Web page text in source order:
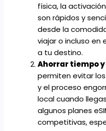
física, la
son rápidos y
desde la
viajar o incluso en
a tu destino.
Ahorrar tiempo
permiten evitar
y el proceso
local cuando
algunos planes
competitivas,